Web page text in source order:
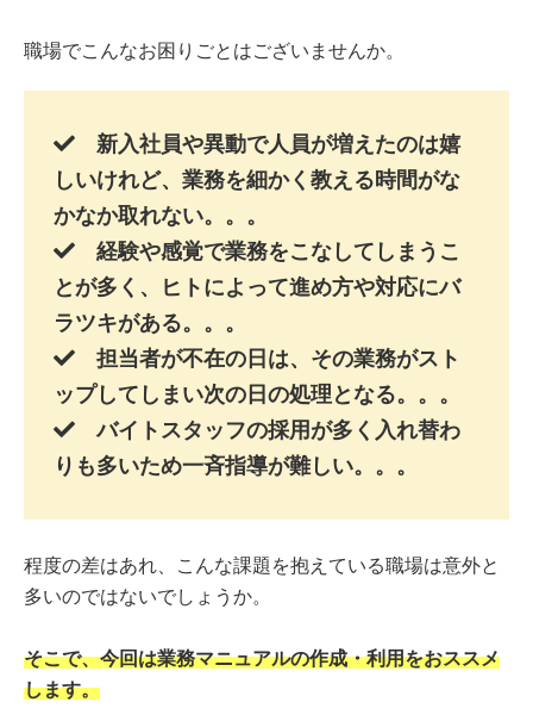
職場でこんなお困りごとはございませんか。
新入社員や異動で人員が増えたのは嬉
しいけれど、業務を細かく教える時間がな
かなか取れない。。。
経験や感覚で業務をこなしてしまうこ
とが多く、ヒトによって進め方や対応にバ
ラツキがある。。。
担当者が不在の日は、その業務がスト
ップしてしまい次の日の処理となる。。。
バイトスタッフの採用が多く入れ替わ
りも多いため一斉指導が難しい。。。
程度の差はあれ、こんな課題を抱えている職場は意外と
多いのではないでしょうか。
そこで、今回は業務マニュアルの作成・利用をおススメ
します。